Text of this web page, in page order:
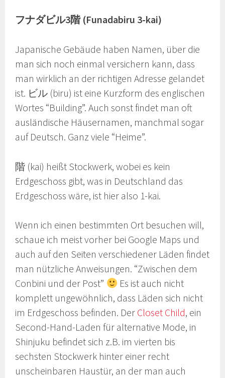
フナダビル3階 (Funadabiru 3-kai)
Japanische Gebäude haben Namen, über die
man sich noch einmal versichern kann, dass
man wirklich an der richtigen Adresse gelandet
ist. ビル (biru) ist eine Kurzform des englischen
Wortes “Building”. Auch sonst findet man oft
ausländische Häusernamen, manchmal sogar
auf Deutsch. Ganz viele “Heime”.
階 (kai) heißt Stockwerk, wobei es kein
Erdgeschoss gibt, was in Deutschland das
Erdgeschoss wäre, ist hier also 1-kai.
Wenn ich einen bestimmten Ort besuchen will,
schaue ich meist vorher bei Google Maps und
auch auf den Seiten verschiedener Läden findet
man nützliche Anweisungen. “Zwischen dem
Conbini und der Post”
Es ist auch nicht
komplett ungewöhnlich, dass Läden sich nicht
im Erdgeschoss befinden. Der Closet Child, ein
Second-Hand-Laden für alternative Mode, in
Shinjuku befindet sich z.B. im vierten bis
sechsten Stockwerk hinter einer recht
unscheinbaren Haustür, an der man auch